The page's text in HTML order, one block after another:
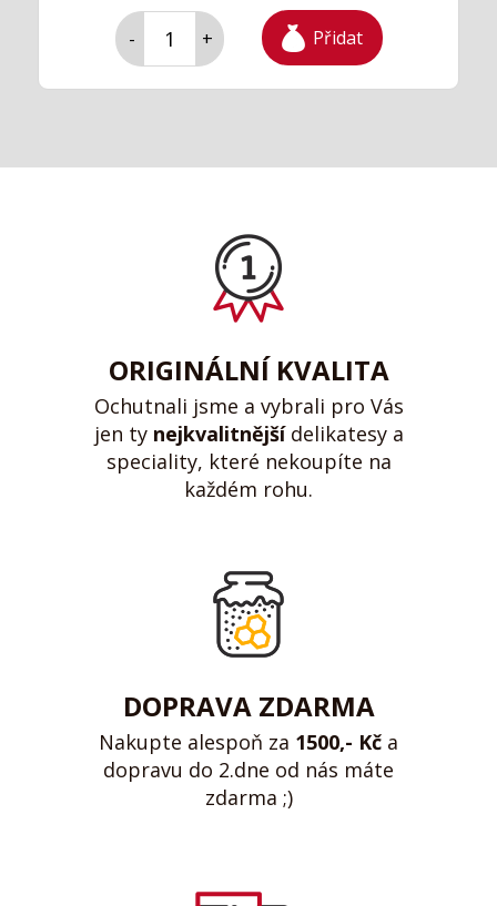
- + Přidat
ORIGINÁLNÍ KVALITA
Ochutnali jsme a vybrali pro Vás
jen ty nejkvalitnějšídelikatesy a
speciality, které nekoupíte na
každém rohu.
DOPRAVA ZDARMA
Nakupte alespoň za 1500,- Kč a
dopravu do 2.dne od nás máte
zdarma ;)